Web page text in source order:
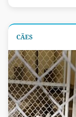
CÃES